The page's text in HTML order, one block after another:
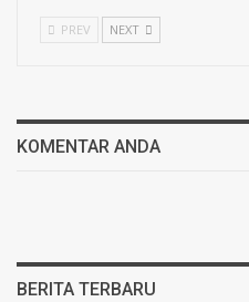
PREV NEXT
KOMENTAR ANDA
BERITA TERBARU